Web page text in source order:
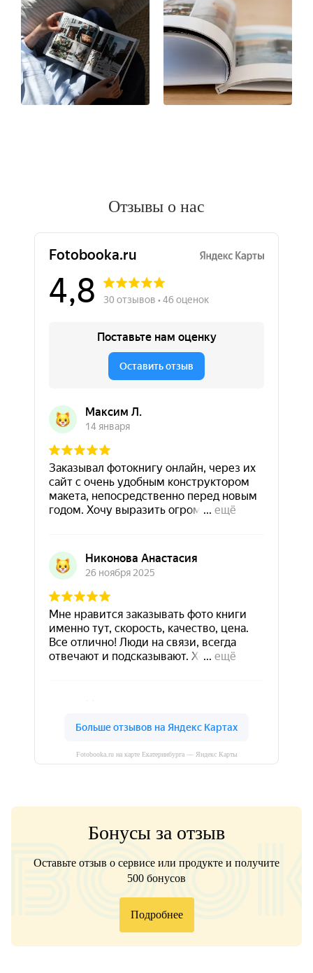
Отзывы о нас
Fotobooka.ru на карте Екатеринбурга — Яндекс Карты
Бонусы за отзыв
Оставьте отзыв о сервисе или продукте и получите
500 бонусов
Подробнее